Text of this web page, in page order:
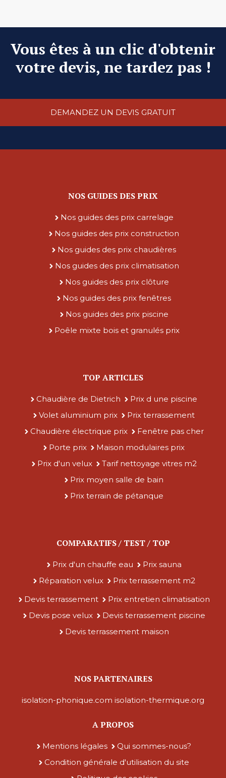
Vous êtes à un clic d'obtenir
votre devis, ne tardez pas !
DEMANDEZ UN DEVIS GRATUIT
NOS GUIDES DES PRIX
Nos guides des prix carrelage
Nos guides des prix construction
Nos guides des prix chaudières
Nos guides des prix climatisation
Nos guides des prix clôture
Nos guides des prix fenêtres
Nos guides des prix piscine
Poêle mixte bois et granulés prix
TOP ARTICLES
Chaudière de Dietrich
Prix d une piscine
Volet aluminium prix
Prix terrassement
Chaudière électrique prix
Fenêtre pas cher
Porte prix
Maison modulaires prix
Prix d'un velux
Tarif nettoyage vitres m2
Prix moyen salle de bain
Prix terrain de pétanque
COMPARATIFS / TEST / TOP
Prix d'un chauffe eau
Prix sauna
Réparation velux
Prix terrassement m2
Devis terrassement
Prix entretien climatisation
Devis pose velux
Devis terrassement piscine
Devis terrassement maison
NOS PARTENAIRES
isolation-phonique.com isolation-thermique.org
A PROPOS
Mentions légales
Qui sommes-nous?
Condition générale d'utilisation du site